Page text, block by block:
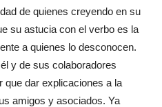
de quienes creyendo en su
su astucia con el verbo es la
a quienes lo desconocen.
y de sus colaboradores
que dar explicaciones a la
amigos y asociados. Ya